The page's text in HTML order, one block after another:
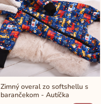
Zimný overal zo softshellu s
barančekom - Autíčka